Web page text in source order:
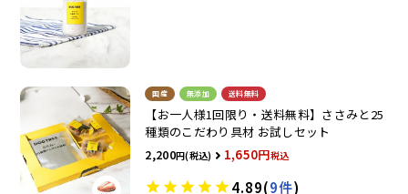
アウトレット
国産 無添加 送料無料
【お一人様1回限り・送料無料】ささみと25
種類のこだわり具材 お試しセット
2,200 1,650 税込
4.89(9件)